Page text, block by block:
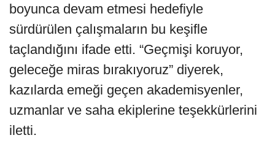
boyunca devam etmesi hedefiyle
sürdürülen çalışmaların bu keşifle
taçlandığını ifade etti. “Geçmişi koruyor,
geleceğe miras bırakıyoruz” diyerek,
kazılarda emeği geçen akademisyenler,
uzmanlar ve saha ekiplerine teşekkürlerini
iletti.